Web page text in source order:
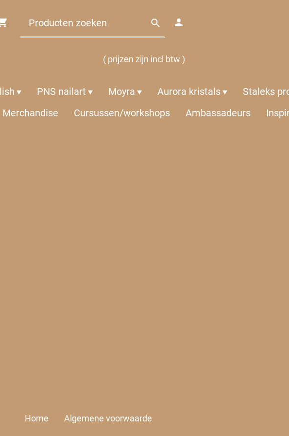
( prijzen zijn incl btw )
PNS nailart Moyra Aurora kristals Staleks
Merchandise Cursussen/workshops Ambassadeurs
Home Algemene voorwaarde